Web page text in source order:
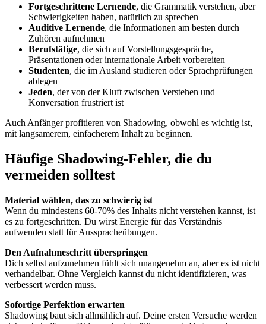
Fortgeschrittene Lernende, die Grammatik verstehen, aber
Schwierigkeiten haben, natürlich zu sprechen
Auditive Lernende, die Informationen am besten durch
Zuhören aufnehmen
Berufstätige, die sich auf Vorstellungsgespräche,
Präsentationen oder internationale Arbeit vorbereiten
Studenten, die im Ausland studieren oder Sprachprüfungen
ablegen
Jeden, der von der Kluft zwischen Verstehen und
Konversation frustriert ist
Auch Anfänger profitieren von Shadowing, obwohl es wichtig ist,
mit langsamerem, einfacherem Inhalt zu beginnen.
Häufige Shadowing-Fehler, die du
vermeiden solltest
Material wählen, das zu schwierig ist
Wenn du mindestens 60-70% des Inhalts nicht verstehen kannst, ist
es zu fortgeschritten. Du wirst Energie für das Verständnis
aufwenden statt für Ausspracheübungen.
Den Aufnahmeschritt überspringen
Dich selbst aufzunehmen fühlt sich unangenehm an, aber es ist nicht
verhandelbar. Ohne Vergleich kannst du nicht identifizieren, was
verbessert werden muss.
Sofortige Perfektion erwarten
Shadowing baut sich allmählich auf. Deine ersten Versuche werden